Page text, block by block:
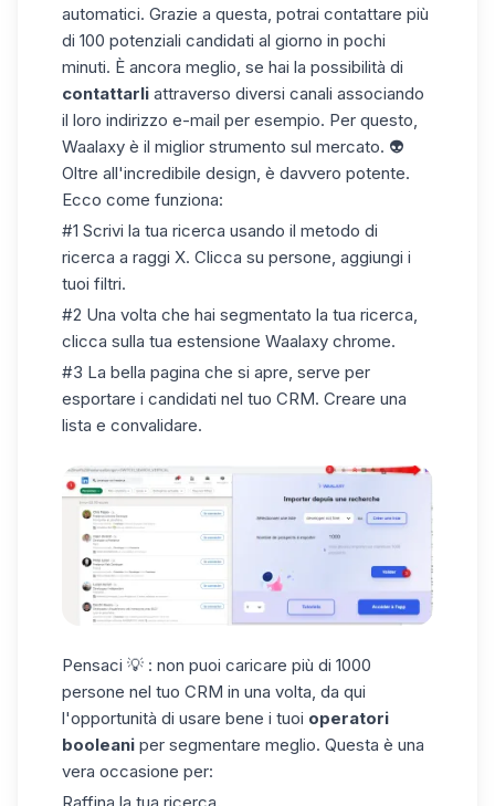
automatici. Grazie a questa, potrai contattare più
di 100 potenziali candidati al giorno in pochi
minuti. È ancora meglio, se hai la possibilità di
contattarli attraverso diversi canali associando
il loro indirizzo e-mail per esempio. Per questo,
Waalaxy è il miglior strumento sul mercato. 👽
Oltre all'incredibile design, è davvero potente.
Ecco come funziona:
#1 Scrivi la tua ricerca usando il metodo di
ricerca a raggi X. Clicca su persone, aggiungi i
tuoi filtri.
#2 Una volta che hai segmentato la tua ricerca,
clicca sulla tua estensione Waalaxy chrome.
#3 La bella pagina che si apre, serve per
esportare i candidati nel tuo CRM. Creare una
lista e convalidare.
Pensaci 💡 : non puoi caricare più di 1000
persone nel tuo CRM in una volta, da qui
l'opportunità di usare bene i tuoi operatori
booleani per segmentare meglio. Questa è una
vera occasione per:
Raffina la tua ricerca.